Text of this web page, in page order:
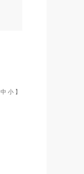
中 小 】